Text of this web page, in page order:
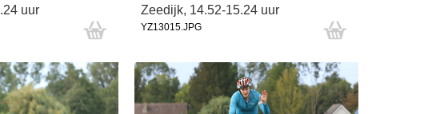
uur Zeedijk, 14.52-15.24 uur
YZ13015.JPG